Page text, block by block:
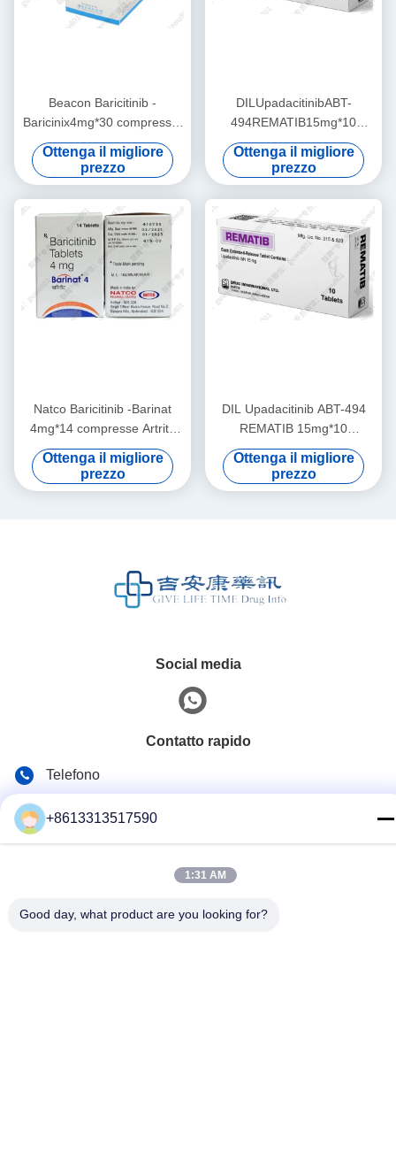
Beacon Baricitinib -
Baricinix4mg*30 compresse/
flacone (scatola) Artrite
reumatoide (AR), (AS),
psoriasi, dermatite atopica,
lupus eritematoso sistemico
(UC), alopecia
areataDurante il periodo di
trattamento
Ottenga il migliore
prezzo
DILUpadacitinibABT-
494REMATIB15mg*10
compressePatienti adulti con
artrite reumatoide attiva da
moderata a graveREMATIB
Ottenga il migliore
prezzo
Natco Baricitinib -Barinat
4mg*14 compresse Artrite
reumatoide (AR), spondilite
anchilosante (AS), psoriasi,
dermatite atopica, Adatto per
Ottenga il migliore
prezzo
DIL Upadacitinib ABT-494
REMATIB 15mg*10
compresse Pazienti adulti
con artrite reumatoide attiva
da moderata a grave Adatto
Ottenga il migliore
prezzo
Social media
Contatto rapido
Telefono
RM09, BLK C,13/F,FOU WAH INDUSTRIAL WILDING,83-93
+8613313517590
1:31 AM
Good day, what product are you looking for?